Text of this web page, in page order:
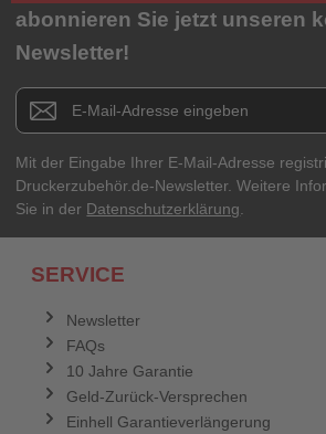
abonnieren Sie jetzt unseren
Newsletter!
Newsletter E-Mail Adresse
Mit der Eingabe Ihrer E-Mail-Adresse
Druckerzubehör.de-Newsletter. Weitere
Sie in der Datenschutzerklärung.
SERVICE
Newsletter
FAQs
10 Jahre Garantie
Geld-Zurück-Versprechen
Einhell Garantieverlängerung